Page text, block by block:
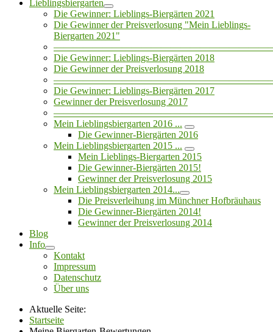
Lieblingsbiergarten
Die Gewinner: Lieblings-Biergärten 2021
Die Gewinner der Preisverlosung "Mein Lieblings-
Biergarten 2021"
Die Gewinner: Lieblings-Biergärten 2018
Die Gewinner der Preisverlosung 2018
Die Gewinner: Lieblings-Biergärten 2017
Gewinner der Preisverlosung 2017
Mein Lieblingsbiergarten 2016 ...
Die Gewinner-Biergärten 2016
Mein Lieblingsbiergarten 2015 ...
Mein Lieblings-Biergarten 2015
Die Gewinner-Biergärten 2015!
Gewinner der Preisverlosung 2015
Mein Lieblingsbiergarten 2014...
Die Preisverleihung im Münchner Hofbräuhaus
Die Gewinner-Biergärten 2014!
Gewinner der Preisverlosung 2014
Blog
Info
Kontakt
Impressum
Datenschutz
Über uns
Aktuelle Seite:
Startseite